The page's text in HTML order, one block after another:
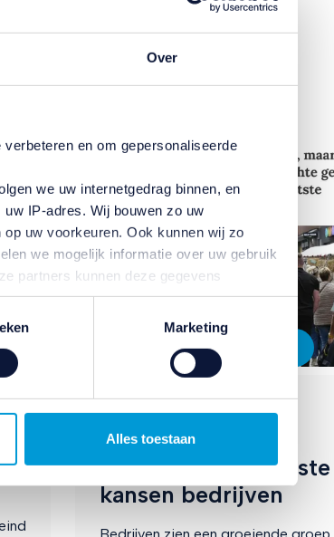
Over
en om gepersonaliseerde
we uw internetgedrag binnen, en
IP-adres. Wij bouwen zo uw
uw voorkeuren. Ook kunnen wij zo
we mogelijk informatie over uw gebruik
partners kunnen deze gegevens
verzameld op basis van uw gebruik van
of uw toestemming intrekken door te
Marketing
Alles toestaan
In de media
De Ondernemer
interviewt Anneke
Sipkens over gemiste
kansen bedrijven